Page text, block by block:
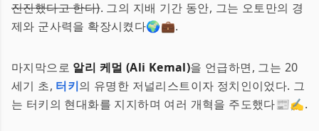
진진했다고 한다). 그의 지배 기간 동안, 그는 오토만의 경
제와 군사력을 확장시켰다🌍💼.
마지막으로 알리 케멀 (Ali Kemal)을 언급하면, 그는 20
세기 초, 터키의 유명한 저널리스트이자 정치인이었다. 그
는 터키의 현대화를 지지하며 여러 개혁을 주도했다📰✍.